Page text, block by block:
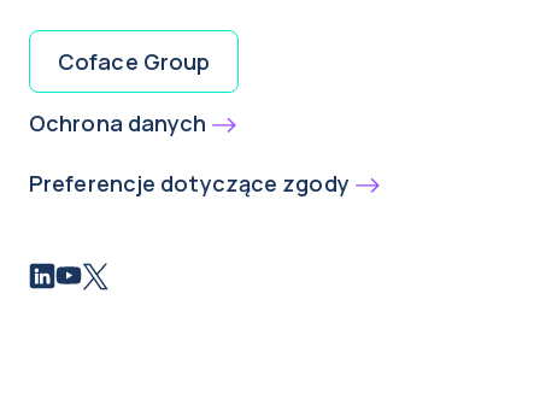
Coface Group
Ochrona danych
Preferencje dotyczące zgody